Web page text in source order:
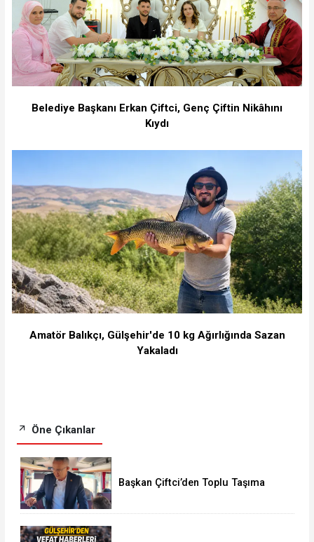
Belediye Başkanı Erkan Çiftci, Genç Çiftin Nikâhını
Kıydı
Amatör Balıkçı, Gülşehir'de 10 kg Ağırlığında Sazan
Yakaladı
Öne Çıkanlar
Başkan Çiftci’den Toplu Taşıma